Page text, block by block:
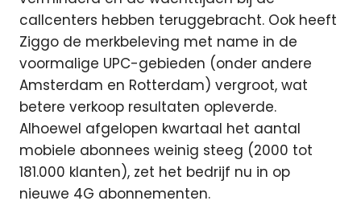
callcenters hebben teruggebracht. Ook heeft
Ziggo de merkbeleving met name in de
voormalige UPC-gebieden (onder andere
Amsterdam en Rotterdam) vergroot, wat
betere verkoop resultaten opleverde.
Alhoewel afgelopen kwartaal het aantal
mobiele abonnees weinig steeg (2000 tot
181.000 klanten), zet het bedrijf nu in op
nieuwe 4G abonnementen.